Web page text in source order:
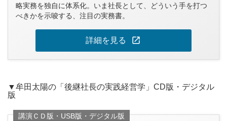
略実務を独自に体系化。いま社長として、どういう手を打つ
べきかを示唆する、注目の実務書。
詳細を見る open_in_new
▼牟田太陽の「後継社長の実践経営学」CD版・デジタル
版
講演ＣＤ版・USB版・デジタル版